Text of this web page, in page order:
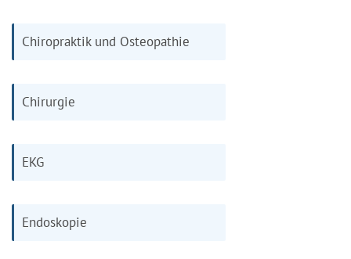
Chiropraktik und Osteopathie
Chirurgie
EKG
Endoskopie